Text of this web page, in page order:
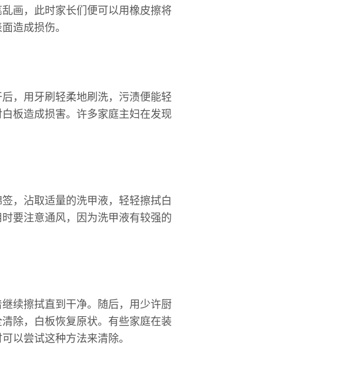
画，此时家长们便可以用橡皮擦将
造成损伤。
，用牙刷轻柔地刷洗，污渍便能轻
板造成损害。许多家庭主妇在发现
，沾取适量的洗甲液，轻轻擦拭白
要注意通风，因为洗甲液有较强的
续擦拭直到干净。随后，用少许厨
除，白板恢复原状。有些家庭在装
以尝试这种方法来清除。